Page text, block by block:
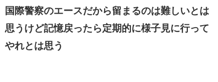
国際警察のエースだから留まるのは難しいとは
思うけど記憶戻ったら定期的に様子見に行って
やれとは思う